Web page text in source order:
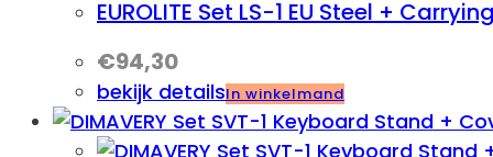
EUROLITE Set LS-1 EU Steel +
€94,30
bekijk detailsIn winkelmand